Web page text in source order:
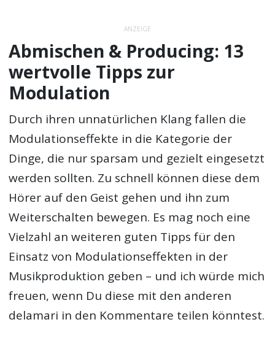
ANZEIGE
Abmischen & Producing: 13
wertvolle Tipps zur
Modulation
Durch ihren unnatürlichen Klang fallen die
Modulationseffekte in die Kategorie der
Dinge, die nur sparsam und gezielt eingesetzt
werden sollten. Zu schnell können diese dem
Hörer auf den Geist gehen und ihn zum
Weiterschalten bewegen. Es mag noch eine
Vielzahl an weiteren guten Tipps für den
Einsatz von Modulationseffekten in der
Musikproduktion geben – und ich würde mich
freuen, wenn Du diese mit den anderen
delamari in den Kommentare teilen könntest.